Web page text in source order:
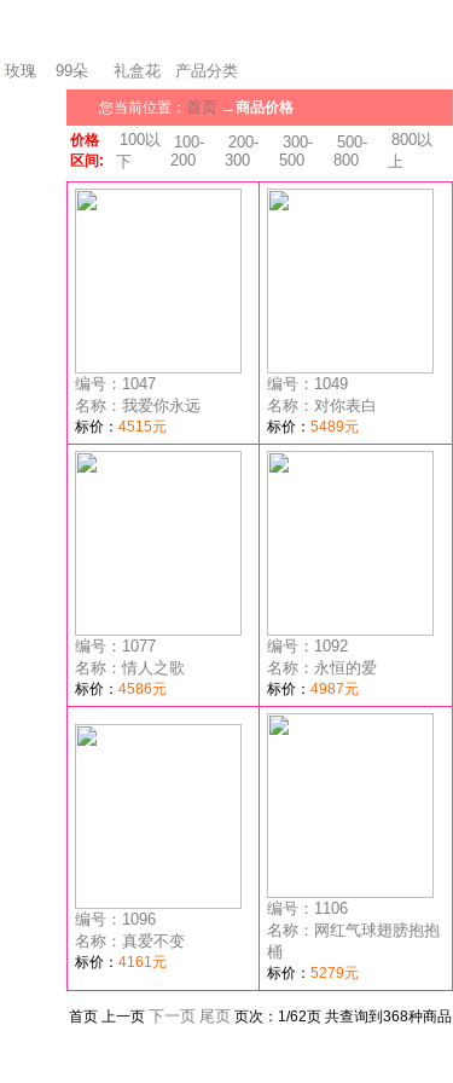
玫瑰 99朵 礼盒花 产品分类
您当前位置： 首页 →商品价格
价格
区间:
100以
下
100-
200
200-
300
300-
500
500-
800
800以
上
编号：1047
名称：我爱你永远
标价： 4515元
编号：1049
名称：对你表白
标价： 5489元
编号：1077
名称：情人之歌
标价： 4586元
编号：1092
名称：永恒的爱
标价： 4987元
编号：1096
名称：真爱不变
标价： 4161元
编号：1106
名称：网红气球翅膀抱抱
桶
标价： 5279元
首页 上一页 下一页 尾页 页次： 1/62页 共查询到368种商品